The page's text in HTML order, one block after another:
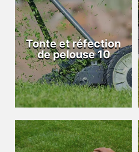
Tonte et réfection
de pelouse 10